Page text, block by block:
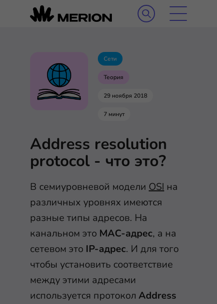
Сети
Теория
29 ноября 2018
7 минут
Address resolution
protocol - что это?
В семиуровневой модели OSI на
различных уровнях имеются
разные типы адресов. На
канальном это MAC-адрес, а на
сетевом это IP-адрес. И для того
чтобы установить соответствие
между этими адресами
используется протокол Address